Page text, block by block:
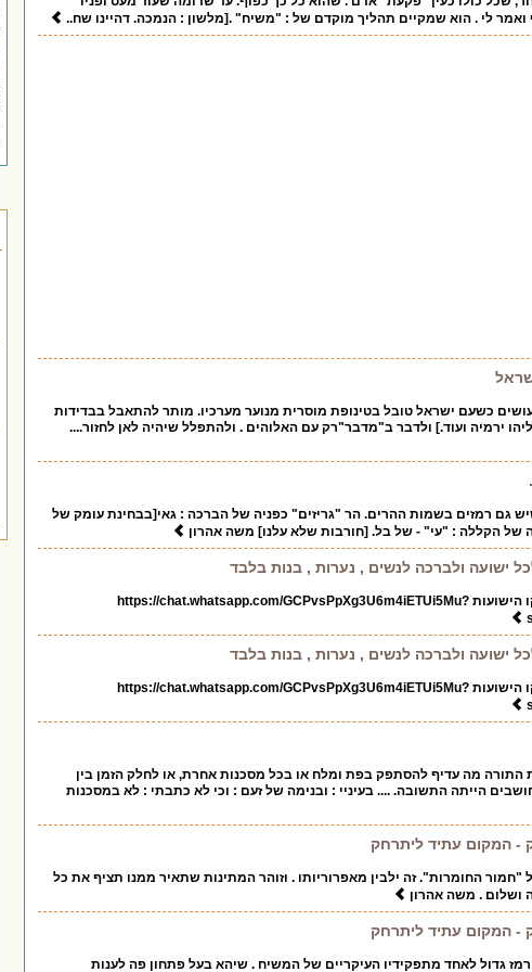
ואמר לי . הוא שמקיים תהליך מוקדם של : "משיח" .[מלשון : הנמכה. דהיינו שח..
כשעם ישראל טובל בטינופת מוסרית מנוער מערכיו. מותר להתאבל בבדידות
ירמיה ועוד.] ולדבר ב"מדבר"רק עם האלוהים . ולהתפלל שיהיה לאן לחזור....
גם רמזים בשמות ההרים. הר "גריזים" כפניה של הברכה : גאי[בבחינת עומק של
של הקללה : "עי" - של בל. [חורבות שלא עלנו] משה אהרון
ישועה ולברכה לנשים , נערות , בנות בלבד
בס"ד קישור לווסטאפ לקו הישועות https://chat.whatsapp.com/GCPvsPpXg3U6m4iETUi5Mu?
ישועה ולברכה לנשים , נערות , בנות בלבד
בס"ד קישור לווסטאפ לקו הישועות https://chat.whatsapp.com/GCPvsPpXg3U6m4iETUi5Mu?
התורה מה עדיף להסתפק בפת ומלח או בכל מסכנות אחרת, או לחלק הזמן בין
הייתה התשובה. .... בעיניי : ובנימה של זעם : וכי לא כתבתי : לא במסכנות
- המקום עתיד ליתרחק
החומרות". זה ילבין מאפרוריותו . וזוהר המתינות שתאיר ממנו תציף את כל
ושלום . משה אהרון
- המקום עתיד ליתרחק
רמז גדול לאחד מתפקידיו העיקריים של המשיח . שיהא בעל פתחון פה לענות